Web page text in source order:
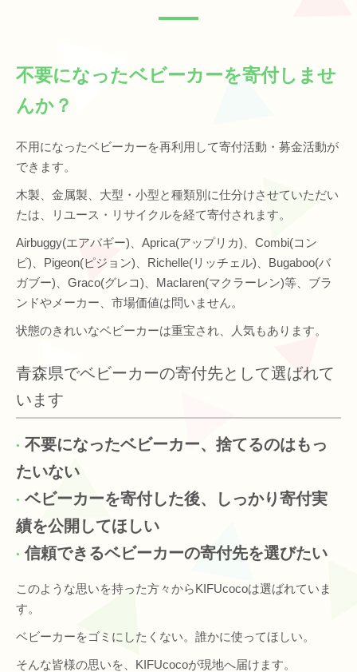
不要になったベビーカーを寄付しませ
んか？
不用になったベビーカーを再利用して寄付活動・募金活動が
できます。
木製、金属製、大型・小型と種類別に仕分けさせていただい
たは、リユース・リサイクルを経て寄付されます。
Airbuggy(エアバギー)、Aprica(アップリカ)、Combi(コン
ビ)、Pigeon(ピジョン)、Richelle(リッチェル)、Bugaboo(バ
ガブー)、Graco(グレコ)、Maclaren(マクラーレン)等、ブラ
ンドやメーカー、市場価値は問いません。
状態のきれいなベビーカーは重宝され、人気もあります。
青森県でベビーカーの寄付先として選ばれて
います
不要になったベビーカー、捨てるのはもっ
たいない
ベビーカーを寄付した後、しっかり寄付実
績を公開してほしい
信頼できるベビーカーの寄付先を選びたい
このような思いを持った方々からKIFUcocoは選ばれていま
す。
ベビーカーをゴミにしたくない。誰かに使ってほしい。
そんな皆様の思いを、KIFUcocoが現地へ届けます。